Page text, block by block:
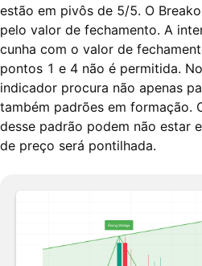
estão em pivôs de 5/5. O
pelo valor de fechamento. A
cunha com o valor de
pontos 1 e 4 não é permitida.
indicador procura não apenas
também padrões em formação.
desse padrão podem não estar
de preço será pontilhada.